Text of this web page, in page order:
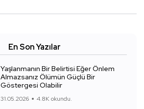
En Son Yazılar
Yaşlanmanın Bir Belirtisi Eğer Önlem
Almazsanız Ölümün Güçlü Bir
Göstergesi Olabilir
31.05.2026 4.8K okundu.